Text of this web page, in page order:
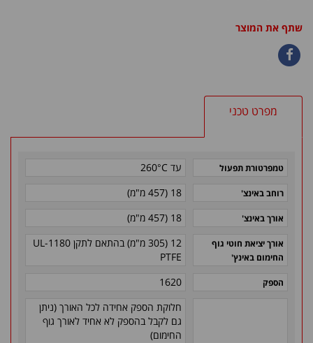
שתף את המוצר
מפרט טכני
טמפרטורת תפעול עד 260°C
רוחב באינצ' 18 (457 מ"מ)
אורך באינצ' 18 (457 מ"מ)
אורך יציאת חוטי גוף
החימום באינץ'
12 (305 מ"מ) בהתאם לתקן 1180-UL
PTFE
הספק
1620
חלוקת הספק אחידה לכל האורך (ניתן
גם לקבל בהספק לא אחיד לאורך גוף
החימום)